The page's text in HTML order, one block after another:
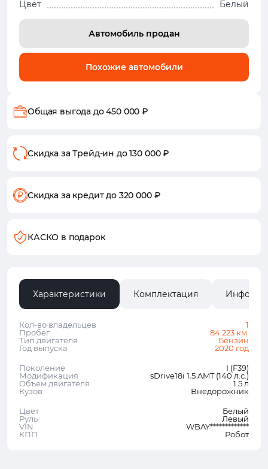
Цвет Белый
Автомобиль продан
Похожие автомобили
Общая выгода до 450 000 ₽
Скидка за Трейд-ин до 130 000 ₽
Скидка за кредитдо 320 000 ₽
КАСКО в подарок
Характеристики Комплектация
Кол-во владельцев
1
Пробег
84 223 км.
Тип двигателя
Бензин
Год выпуска
2020 год
Поколение
I (F39)
Модификация
sDrive18i 1.5 AMT (140 л.с.)
Объем двигателя
1.5 л
Кузов
Внедорожник
Цвет
Белый
Руль
Левый
VIN
WBAY*************
КПП
Робот